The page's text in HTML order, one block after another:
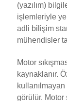
(yazılım)
işlemleriyle
adli bilişim
mühendisler
Motor
kaynaklanır.
görülür. Motor